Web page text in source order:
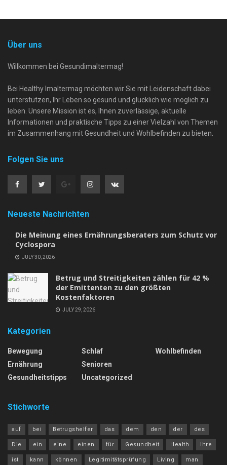
Über uns
Willkommen bei Gesundimaltermag!
Bei Healthy Imaltermag möchten wir Sie mit Leidenschaft dabei
unterstützen, Ihr Leben so gesund und glücklich wie möglich zu
leben. Unsere Mission ist es, Ihnen zuverlässige, aktuelle
Informationen und praktische Tipps zu einer Vielzahl von Themen
im Zusammenhang mit Gesundheit und Wohlbefinden zu bieten.
Folgen Sie uns
Neueste Nachrichten
Die Meinung eines Ernährungsberaters zum Schutz vor
Cyclospora
JULY 30, 2026
Betrug und Streitigkeiten zählen für 42 %
der Emittenten zu den größten
Kostenfaktoren
JULY 29, 2026
Kategorien
Bewegung
Ernährung
Gesundheitstipps
Schlaf
Senioren
Uncategorized
Wohlbefinden
Stichworte
auf bei Betrugshelfer das dem den der des
Die ein eine einen für Gesundheit Health Ihre
ist kann können Legitimitätsprüfung Living man